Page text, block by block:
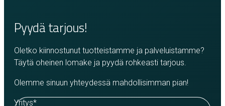
Pyydä tarjous!
Oletko kiinnostunut tuotteistamme ja palveluistamme?
Täytä oheinen lomake ja pyydä rohkeasti tarjous.
Olemme sinuun yhteydessä mahdollisimman pian!
Yritys*